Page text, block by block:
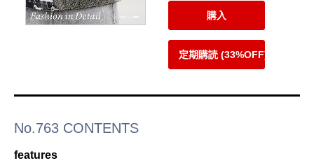
購入
定期購読 (33%OFF)
No.763 CONTENTS
features